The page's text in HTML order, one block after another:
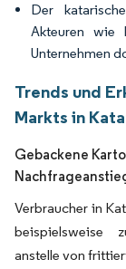
Der
Akteuren wie
Unternehmen
Trends und
Markts in
Gebackene
Verbraucher in
beispielsweise
anstelle von